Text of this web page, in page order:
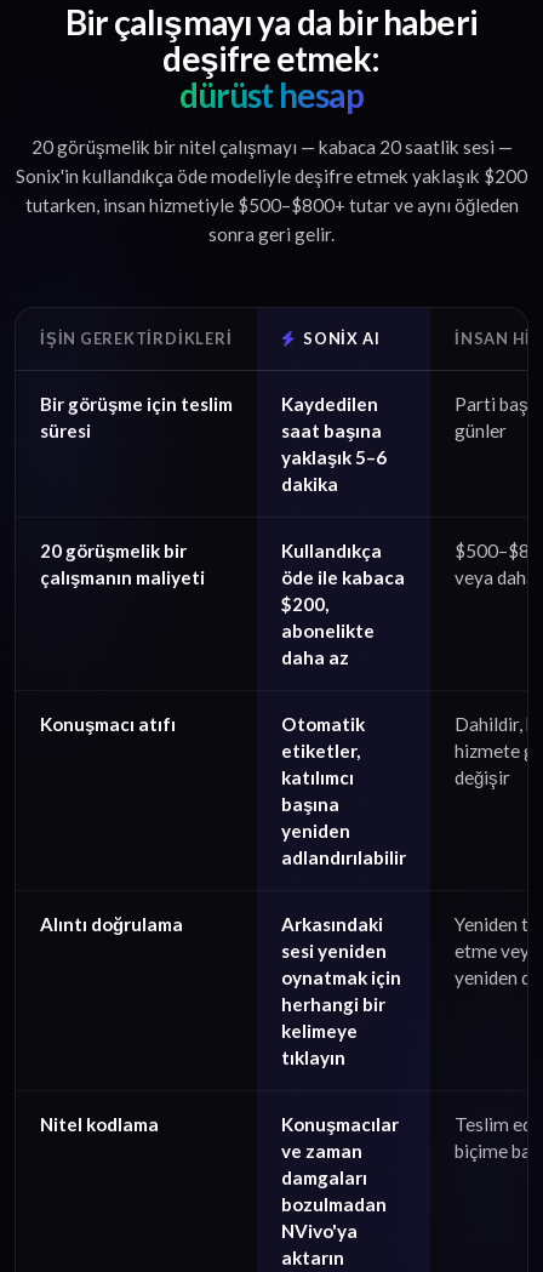
Bir çalışmayı ya da bir haberi
deşifre etmek:
dürüst hesap
20 görüşmelik bir nitel çalışmayı — kabaca 20 saatlik sesi —
Sonix'in kullandıkça öde modeliyle deşifre etmek yaklaşık $200
tutarken, insan hizmetiyle $500–$800+ tutar ve aynı öğleden
sonra geri gelir.
İŞIN GEREKTIRDIKLERI SONIX AI İNSAN
Bir görüşme için teslim
süresi
Kaydedilen
saat başına
yaklaşık 5–6
dakika
Parti
günler
20 görüşmelik bir
çalışmanın maliyeti
Kullandıkça
öde ile kabaca
$200,
abonelikte
daha az
veya daha
Konuşmacı atıfı
Otomatik
etiketler,
katılımcı
başına
yeniden
adlandırılabilir
Dahildir,
hizmete
değişir
Alıntı doğrulama
Arkasındaki
sesi yeniden
oynatmak için
herhangi bir
kelimeye
tıklayın
Yeniden
etme veya
yeniden
Nitel kodlama
Konuşmacılar
ve zaman
damgaları
bozulmadan
NVivo'ya
aktarın
Teslim
biçime